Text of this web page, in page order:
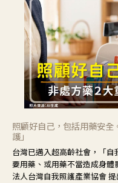
照顧好自己，包括用藥安
護」
台灣已邁入超高齡社會，「
要用藥、或用藥不當造成身
法人台灣自我照護產業協會